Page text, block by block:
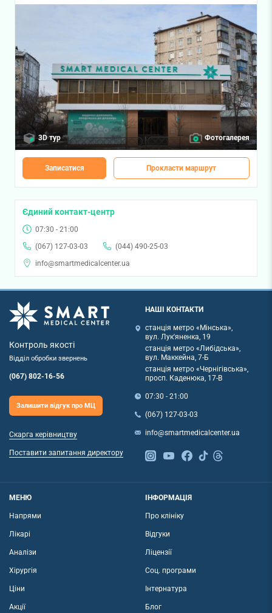
3D тур Фотогалерея
Записатися Прокласти маршрут
Єдиний контакт-центр
07:30 - 21:00
(067) 127-03-03
(044) 490-25-03
info@smartmedicalcenter.ua
Контроль якості
Відділ обробки звернень
(067) 802-16-56
Залишити відгук про МЦ
Скарга керівництву
Поставити запитання директору
НАШІ КОНТАКТИ
станція метро «Мінська»,
вул. Лук'яненка, 19
станція метро «Либідська»,
вул. Маккейна, 7-Б
станція метро «Чернігівська»,
просп. Каденюка, 17-В
07:30 - 21:00
(067) 127-03-03
info@smartmedicalcenter.ua
МЕНЮ
Напрями
Лікарі
Аналізи
Хірургія
Ціни
Акції
ІНФОРМАЦІЯ
Про клініку
Відгуки
Ліцензії
Соц. програми
Інтернатура
Блог